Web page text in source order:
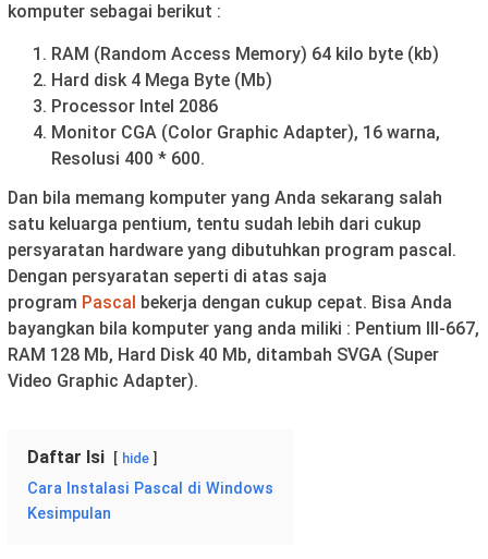
komputer sebagai berikut :
RAM (Random Access Memory) 64 kilo byte (kb)
Hard disk 4 Mega Byte (Mb)
Processor Intel 2086
Monitor CGA (Color Graphic Adapter), 16 warna,
Resolusi 400 * 600.
Dan bila memang komputer yang Anda sekarang salah
satu keluarga pentium, tentu sudah lebih dari cukup
persyaratan hardware yang dibutuhkan program pascal.
Dengan persyaratan seperti di atas saja
program Pascal bekerja dengan cukup cepat. Bisa Anda
bayangkan bila komputer yang anda miliki : Pentium III-667,
RAM 128 Mb, Hard Disk 40 Mb, ditambah SVGA (Super
Video Graphic Adapter).
Daftar Isi hide
Cara Instalasi Pascal di Windows
Kesimpulan